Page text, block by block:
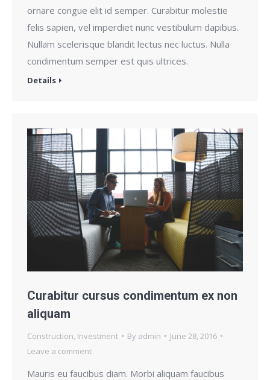
ornare congue elit id semper. Curabitur molestie
felis sapien, vel imperdiet nunc vestibulum dapibus.
Nullam scelerisque blandit lectus nec luctus. Nulla
condimentum semper est quis ultrices.
Details
Curabitur cursus condimentum ex non
aliquam
Construction, Investment By admin
June 28, 2016
Leave a comment
Mauris eu faucibus diam. Morbi aliquam faucibus